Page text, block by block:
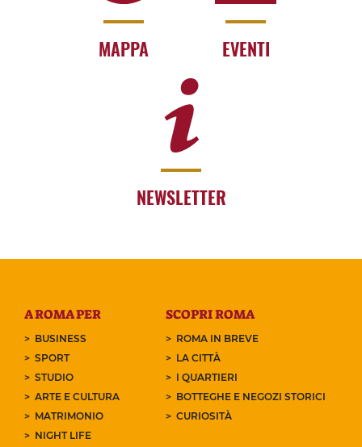
MAPPA EVENTI
NEWSLETTER
A ROMA PER
BUSINESS
SPORT
STUDIO
ARTE E CULTURA
MATRIMONIO
NIGHT LIFE
SCOPRI ROMA
ROMA IN BREVE
LA CITTÀ
I QUARTIERI
BOTTEGHE E NEGOZI STORICI
CURIOSITÀ